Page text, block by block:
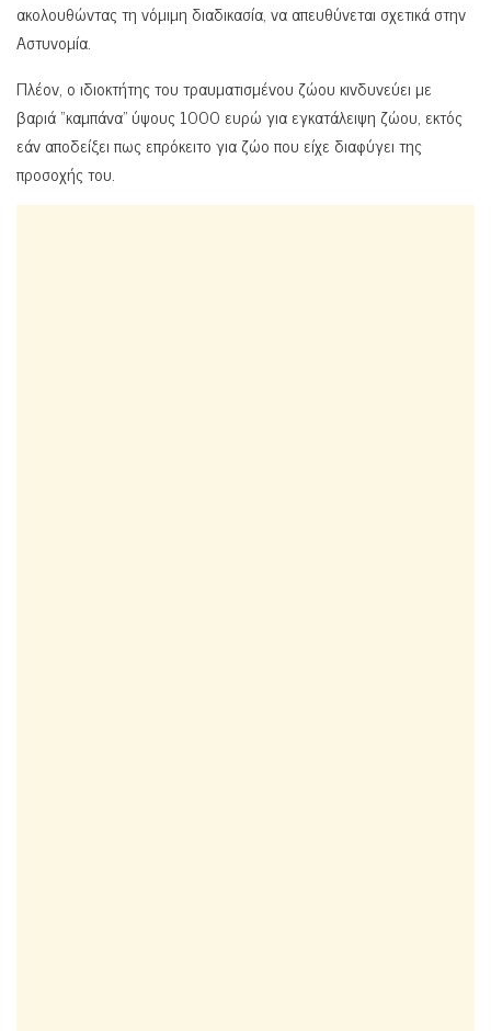
ακολουθώντας τη νόμιμη διαδικασία, να απευθύνεται σχετικά στην
Αστυνομία.
Πλέον, ο ιδιοκτήτης του τραυματισμένου ζώου κινδυνεύει με
βαριά “καμπάνα” ύψους 1000 ευρώ για εγκατάλειψη ζώου, εκτός
εάν αποδείξει πως επρόκειτο για ζώο που είχε διαφύγει της
προσοχής του.